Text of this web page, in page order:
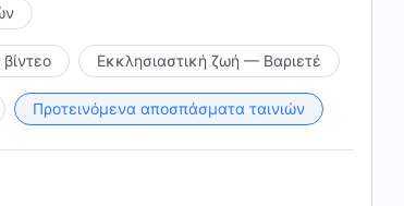
Εκκλησιαστική ζωή — Βαριετέ
Προτεινόμενα αποσπάσματα ταινιών